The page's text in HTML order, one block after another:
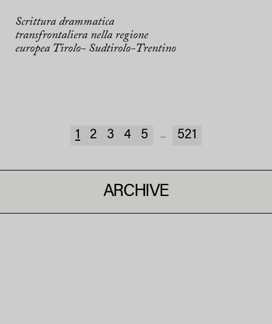
Scrittura drammatica
transfrontaliera nella regione
europea Tirolo- Sudtirolo-Trentino
1 2 3 4 5 ... 521
ARCHIVE